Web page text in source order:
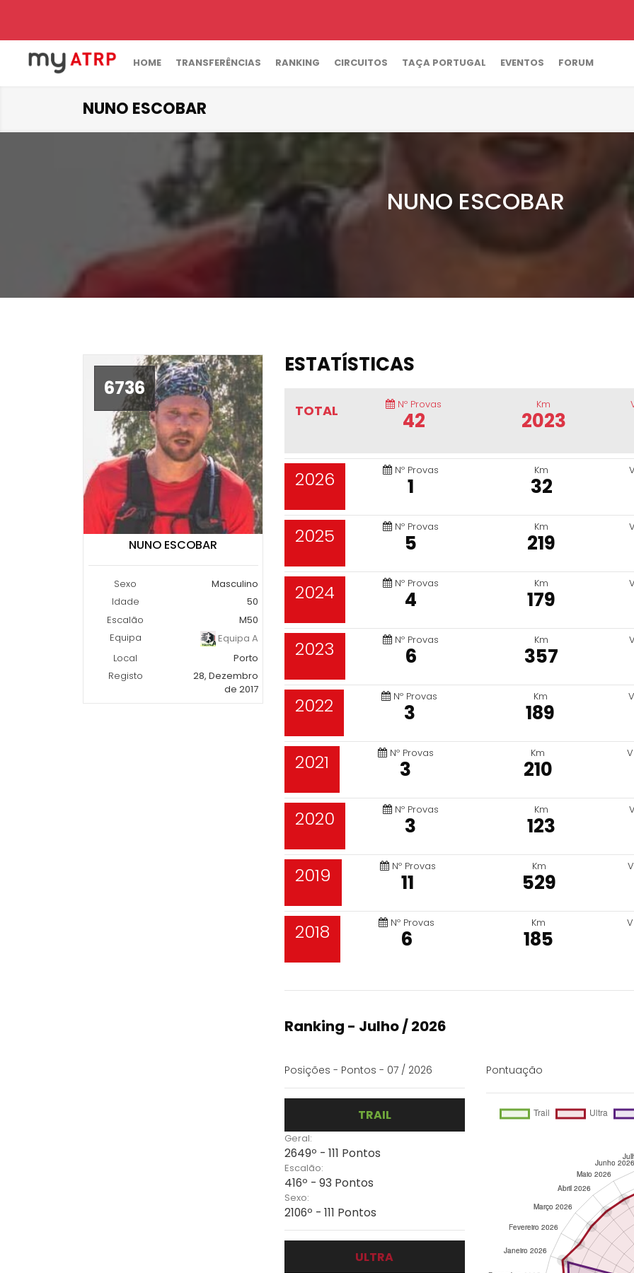
HOME TRANSFERÊNCIAS RANKING CIRCUITOS TAÇA PORTUGAL EVENTOS FORUM
NUNO ESCOBAR
NUNO ESCOBAR
6736
NUNO ESCOBAR
Sexo
Masculino
Idade
50
Escalão
M50
Equipa
Equipa A
Local
Porto
Registo
28, Dezembro
de 2017
ESTATÍSTICAS
TOTAL Nº Provas
42
Km
2023
2026 Nº Provas
1
Km
32
2025 Nº Provas
5
Km
219
2024 Nº Provas
4
Km
179
2023 Nº Provas
6
Km
357
2022 Nº Provas
3
Km
189
2021 Nº Provas
3
Km
210
2020 Nº Provas
3
Km
123
2019 Nº Provas
11
Km
529
2018 Nº Provas
6
Km
185
Ranking - Julho / 2026
Posições - Pontos - 07 / 2026
TRAIL
Geral:
2649º - 111 Pontos
Escalão:
416º - 93 Pontos
Sexo:
2106º - 111 Pontos
ULTRA
Pontuação